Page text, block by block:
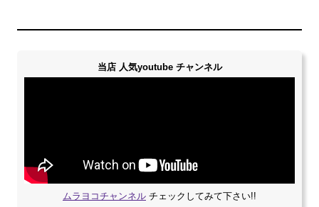
当店 人気youtube チャンネル
ムラヨコチャンネル チェックしてみて下さい!!